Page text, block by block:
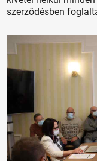
szerződésben